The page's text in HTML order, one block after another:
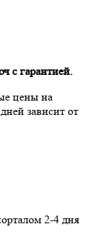
с гарантией.
цены на
зависит от
2-4 дня